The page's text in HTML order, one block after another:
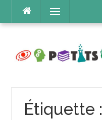
contenu
Menu
Étiquette :